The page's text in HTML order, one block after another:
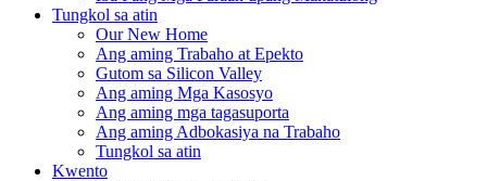
Tungkol sa atin
Our New Home
Ang aming Trabaho at Epekto
Gutom sa Silicon Valley
Ang aming Mga Kasosyo
Ang aming mga tagasuporta
Ang aming Adbokasiya na Trabaho
Tungkol sa atin
Kwento